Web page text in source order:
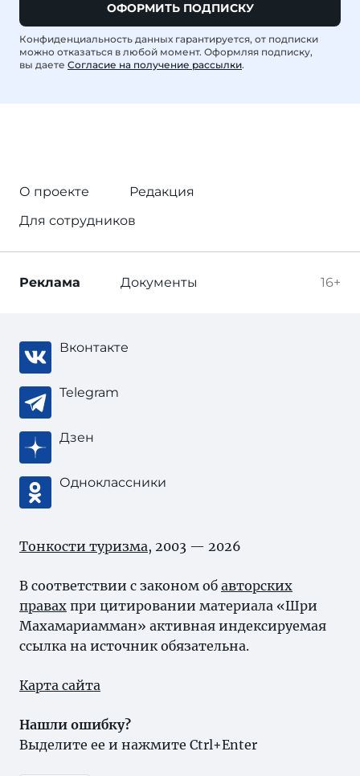
ОФОРМИТЬ ПОДПИСКУ
Конфиденциальность данных гарантируется, от подписки
можно отказаться в любой момент. Оформляя подписку,
вы даете Согласие на получение рассылки.
О проекте
Редакция
Для сотрудников
16+
Реклама Документы
Вконтакте
Telegram
Дзен
Одноклассники
Тонкости туризма, 2003 — 2026
В соответствии с законом об авторских
правах при цитировании материала «Шри
Махамариамман» активная индексируемая
ссылка на источник обязательна.
Карта сайта
Нашли ошибку?
Выделите ее и нажмите Ctrl+Enter